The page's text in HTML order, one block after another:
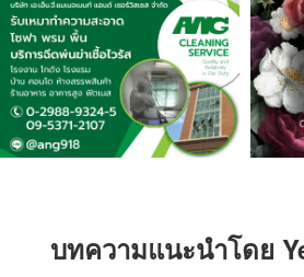
บทความแนะนำโดย